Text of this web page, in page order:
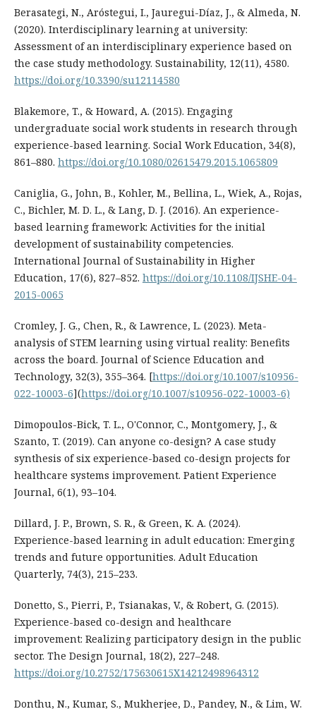
Berasategi, N., Aróstegui, I., Jauregui-Díaz, J., & Almeda, N.
(2020). Interdisciplinary learning at university:
Assessment of an interdisciplinary experience based on
the case study methodology. Sustainability, 12(11), 4580.
https://doi.org/10.3390/su12114580
Blakemore, T., & Howard, A. (2015). Engaging
undergraduate social work students in research through
experience-based learning. Social Work Education, 34(8),
861–880. https://doi.org/10.1080/02615479.2015.1065809
Caniglia, G., John, B., Kohler, M., Bellina, L., Wiek, A., Rojas,
C., Bichler, M. D. L., & Lang, D. J. (2016). An experience-
based learning framework: Activities for the initial
development of sustainability competencies.
International Journal of Sustainability in Higher
Education, 17(6), 827–852. https://doi.org/10.1108/IJSHE-04-
2015-0065
Cromley, J. G., Chen, R., & Lawrence, L. (2023). Meta-
analysis of STEM learning using virtual reality: Benefits
across the board. Journal of Science Education and
Technology, 32(3), 355–364. [https://doi.org/10.1007/s10956-
022-10003-6](https://doi.org/10.1007/s10956-022-10003-6)
Dimopoulos-Bick, T. L., O'Connor, C., Montgomery, J., &
Szanto, T. (2019). Can anyone co-design? A case study
synthesis of six experience-based co-design projects for
healthcare systems improvement. Patient Experience
Journal, 6(1), 93–104.
Dillard, J. P., Brown, S. R., & Green, K. A. (2024).
Experience-based learning in adult education: Emerging
trends and future opportunities. Adult Education
Quarterly, 74(3), 215–233.
Donetto, S., Pierri, P., Tsianakas, V., & Robert, G. (2015).
Experience-based co-design and healthcare
improvement: Realizing participatory design in the public
sector. The Design Journal, 18(2), 227–248.
https://doi.org/10.2752/175630615X14212498964312
Donthu, N., Kumar, S., Mukherjee, D., Pandey, N., & Lim, W.